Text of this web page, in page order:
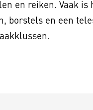
en reiken. Vaak is
borstels en een